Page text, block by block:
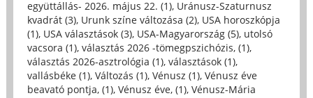
együttállás- 2026. május 22. (1), Uránusz-Szaturnusz
kvadrát (3), Urunk színe változása (2), USA horoszkópja
(1), USA választások (3), USA-Magyarország (5), utolsó
vacsora (1), választás 2026 -tömegpszichózis, (1),
választás 2026-asztrológia (1), választások (1),
vallásbéke (1), Változás (1), Vénusz (1), Vénusz éve
beavató pontja, (1), Vénusz éve, (1), Vénusz-Mária